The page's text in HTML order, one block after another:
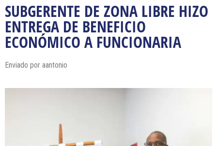
SUBGERENTE DE ZONA LIBRE HIZO
ENTREGA DE BENEFICIO
ECONÓMICO A FUNCIONARIA
Enviado por aantonio